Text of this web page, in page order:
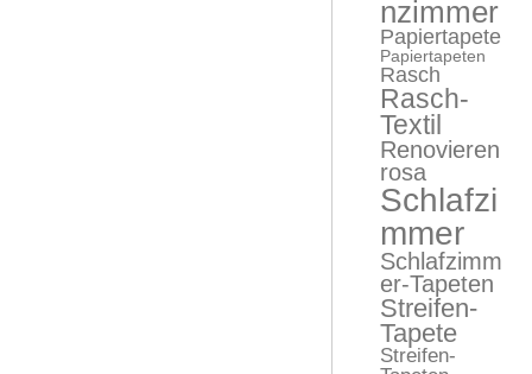
nzimmer
Papiertapete
Papiertapeten
Rasch
Rasch-
Textil
Renovieren
rosa
Schlafzi
mmer
Schlafzimm
er-Tapeten
Streifen-
Tapete
Streifen-